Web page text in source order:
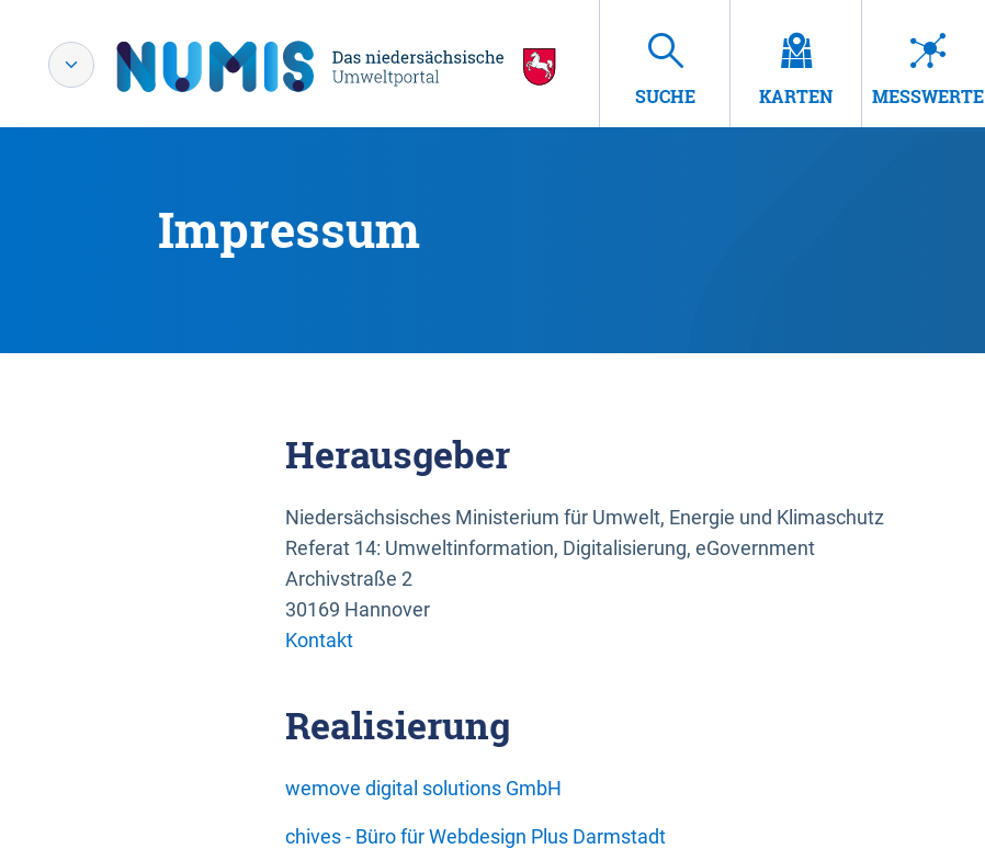
SUCHE KARTEN MESSWERTE
Impressum
Herausgeber
Niedersächsisches Ministerium für Umwelt, Energie und Klimaschutz
Referat 14: Umweltinformation, Digitalisierung, eGovernment
Archivstraße 2
30169 Hannover
Kontakt
Realisierung
wemove digital solutions GmbH
chives - Büro für Webdesign Plus Darmstadt